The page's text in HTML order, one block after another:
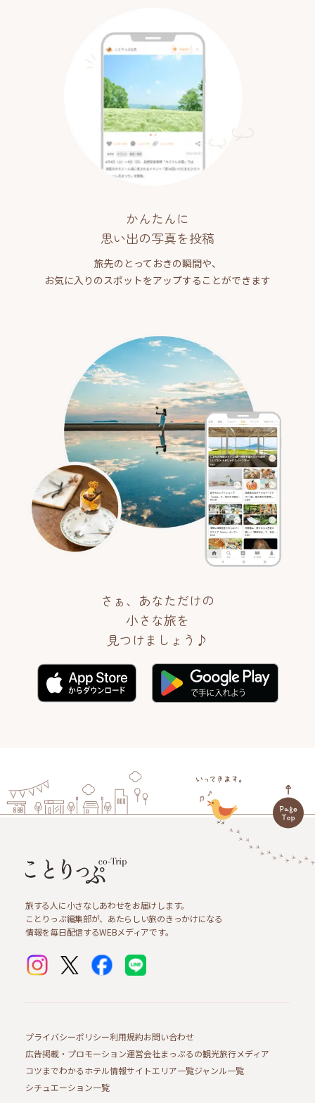
かんたんに
思い出の写真を投稿
旅先のとっておきの瞬間や、
お気に入りのスポットをアップすることができます
さぁ、あなただけの
小さな旅を
見つけましょう♪
旅する人に小さなしあわせをお届けします。
ことりっぷ編集部が、あたらしい旅のきっかけになる
情報を毎日配信するWEBメディアです。
プライバシーポリシー利用規約お問い合わせ
広告掲載・プロモーション運営会社まっぷるの観光旅行メディア
コツまでわかるホテル情報サイトエリア一覧ジャンル一覧
シチュエーション一覧